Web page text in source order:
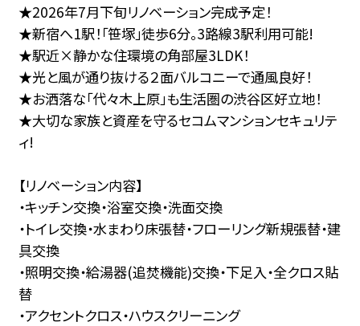
★2026年7月下旬リノベーション完成予定！
★新宿へ1駅！「笹塚」徒歩6分。3路線3駅利用可能!
★駅近×静かな住環境の角部屋3LDK！
★光と風が通り抜ける２面バルコニーで通風良好！
★お洒落な「代々木上原」も生活圏の渋谷区好立地！
★大切な家族と資産を守るセコムマンションセキュリテ
ィ!
【リノベーション内容】
・キッチン交換・浴室交換・洗面交換
・トイレ交換・水まわり床張替・フローリング新規張替・建
具交換
・照明交換・給湯器(追焚機能)交換・下足入・全クロス貼
替
・アクセントクロス・ハウスクリーニング